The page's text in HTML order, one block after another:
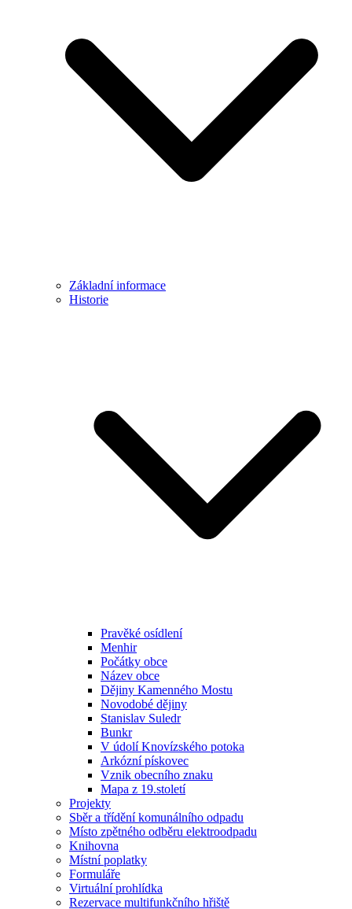
Základní informace
Historie
Pravěké osídlení
Menhir
Počátky obce
Název obce
Dějiny Kamenného Mostu
Novodobé dějiny
Stanislav Suledr
Bunkr
V údolí Knovízského potoka
Arkózní pískovec
Vznik obecního znaku
Mapa z 19.století
Projekty
Sběr a třídění komunálního odpadu
Místo zpětného odběru elektroodpadu
Knihovna
Místní poplatky
Formuláře
Virtuální prohlídka
Rezervace multifunkčního hřiště